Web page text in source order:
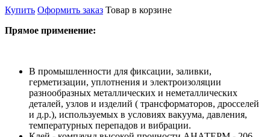
Купить Оформить заказ Товар в корзине
Прямое применение:
В промышленности для фиксации, заливки,
герметизации, уплотнения и электроизоляции
разнообразных металлических и неметаллических
деталей, узлов и изделий ( трансформаторов, дросселей
и д.р.), используемых в условиях вакуума, давления,
температурных перепадов и вибрации.